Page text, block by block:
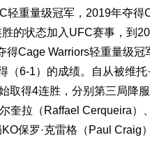
轻重量级冠军，2019年夺得
胜的状态加入UFC赛事，到
得Cage Warriors轻重量级
（6-1）的成绩。自从被维托
取得4连胜，分别第三局降
奎拉（Raffael Cerqueira）
保罗·克雷格（Paul Craig）